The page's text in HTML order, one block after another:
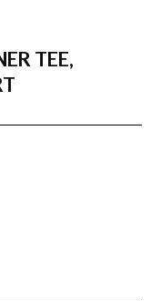
TEE,